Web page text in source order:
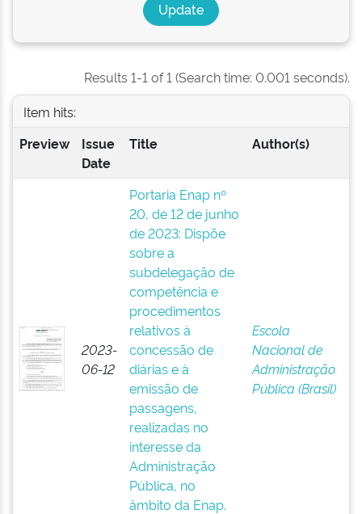
Results 1-1 of 1 (Search time: 0.001 seconds).
Item hits:
Preview
Issue
Date
Title Author(s)
2023-
06-12
Portaria Enap nº
20, de 12 de junho
de 2023: Dispõe
sobre a
subdelegação de
competência e
procedimentos
relativos à
concessão de
diárias e à
emissão de
passagens,
realizadas no
interesse da
Administração
Pública, no
âmbito da Enap.
Escola
Nacional de
Administração
Pública (Brasil)